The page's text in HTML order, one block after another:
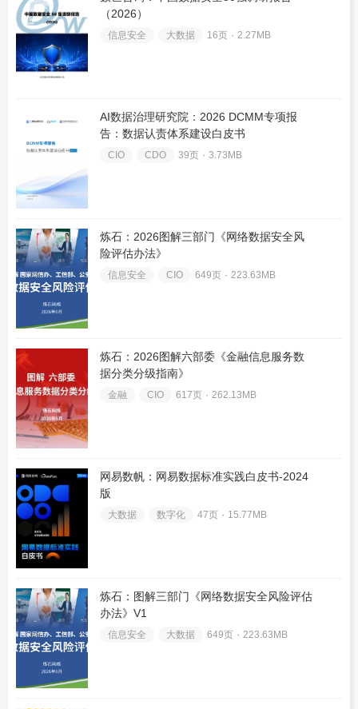
（2026）
信息安全 大数据 16页 ۰ 2.27MB
AI数据治理研究院：2026 DCMM专项报
告：数据认责体系建设白皮书
CIO CDO 39页 ۰ 3.73MB
炼石：2026图解三部门《网络数据安全风
险评估办法》
信息安全 CIO 649页 ۰ 223.63MB
炼石：2026图解六部委《金融信息服务数
据分类分级指南》
金融 CIO 617页 ۰ 262.13MB
网易数帆：网易数据标准实践白皮书-2024
版
大数据 数字化 47页 ۰ 15.77MB
炼石：图解三部门《网络数据安全风险评估
办法》V1
信息安全 大数据 649页 ۰ 223.63MB